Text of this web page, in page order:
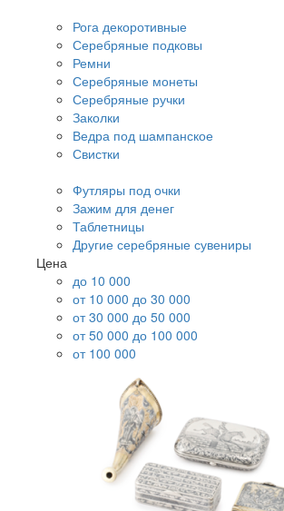
Рога декоротивные
Серебряные подковы
Ремни
Серебряные монеты
Серебряные ручки
Заколки
Ведра под шампанское
Свистки
Футляры под очки
Зажим для денег
Таблетницы
Другие серебряные сувениры
Цена
до 10 000
от 10 000 до 30 000
от 30 000 до 50 000
от 50 000 до 100 000
от 100 000